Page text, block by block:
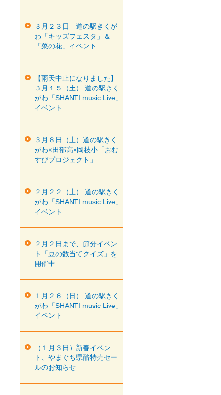
３月２３日 道の駅きくが
わ「キッズフェスタ」＆
「菜の花」イベント
【雨天中止になりました】
３月１５（土） 道の駅きく
がわ「SHANTI music Live」
イベント
３月８日（土）道の駅きく
がわ×田部高×岡枝小「おむ
すびプロジェクト」
２月２２（土） 道の駅きく
がわ「SHANTI music Live」
イベント
２月２日まで、節分イベン
ト「豆の数当てクイズ」を
開催中
１月２６（日） 道の駅きく
がわ「SHANTI music Live」
イベント
（１月３日）新春イベン
ト、やまぐち県酪特売セー
ルのお知らせ